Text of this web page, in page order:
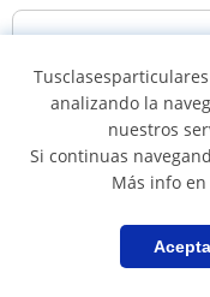
Guardar
Clases particulares
Inglés
Clases particulares
analizando la
nuestros
Si continuas
Más info